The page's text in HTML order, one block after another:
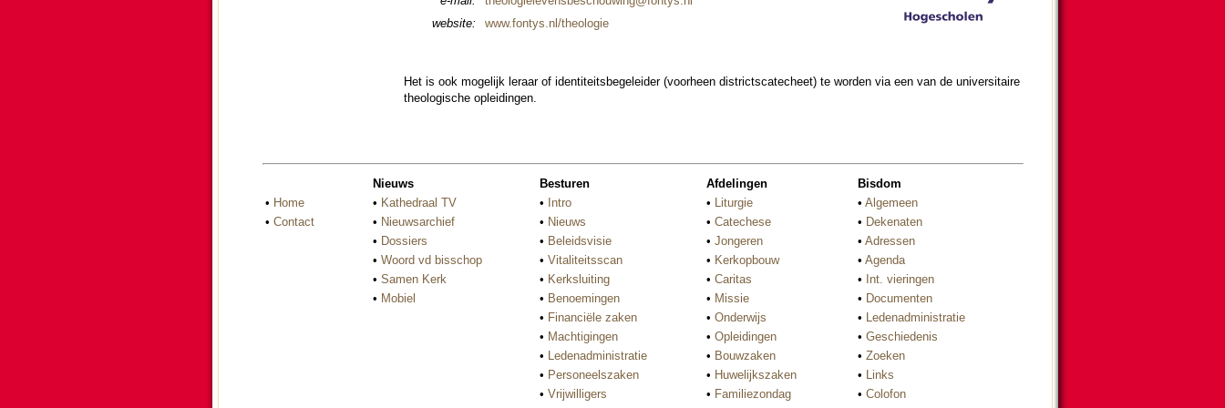
web­si­te:
www.fontys.nl/theo­lo­gie
Het is ook moge­lijk leraar of iden­ti­teits­be­ge­lei­der (voor­heen districtscatecheet) te wor­den via een van de universitaire
theo­lo­gische oplei­dingen.
• Home
• Contact
Nieuws
• Kathedraal TV
• Nieuwsarchief
• Dossiers
• Woord vd bisschop
• Samen Kerk
• Mobiel
Besturen
• Intro
• Nieuws
• Beleidsvisie
• Vitaliteitsscan
• Kerksluiting
• Benoemingen
• Financiële zaken
• Machtigingen
• Ledenadministratie
• Personeelszaken
• Vrijwilligers
Afdelingen
• Liturgie
• Catechese
• Jongeren
• Kerkopbouw
• Caritas
• Missie
• Onderwijs
• Opleidingen
• Bouwzaken
• Huwelijkszaken
• Familiezondag
Bisdom
• Algemeen
• Dekenaten
• Adressen
• Agenda
• Int. vieringen
• Documenten
• Ledenadministratie
• Geschiedenis
• Zoeken
• Links
• Colofon